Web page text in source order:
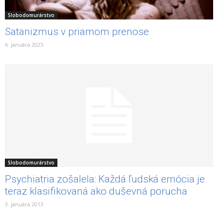
Slobodomurárstvo
Satanizmus v priamom prenose
6. januára 2025
Slobodomurárstvo
Psychiatria zošalela: Každá ľudská emócia je
teraz klasifikovaná ako duševná porucha
3. januára 2013